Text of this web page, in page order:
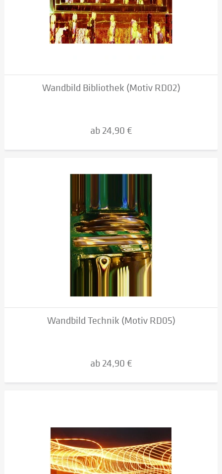
Wandbild Bibliothek (Motiv RD02)
ab 24,90 €
Wandbild Technik (Motiv RD05)
ab 24,90 €